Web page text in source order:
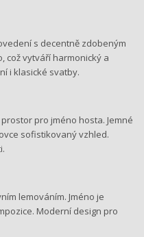
s decentně zdobeným
což vytváří harmonický a
i klasické svatby.
pro jméno hosta. Jemné
sofistikovaný vzhled.
lemováním. Jméno je
Moderní design pro